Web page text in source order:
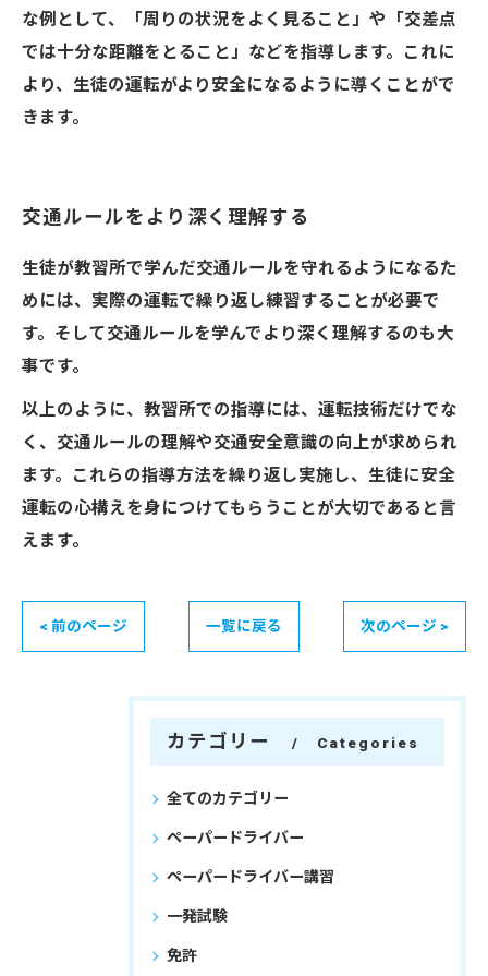
な例として、「周りの状況をよく見ること」や「交差点
では十分な距離をとること」などを指導します。これに
より、生徒の運転がより安全になるように導くことがで
きます。
交通ルールをより深く理解する
生徒が教習所で学んだ交通ルールを守れるようになるた
めには、実際の運転で繰り返し練習することが必要で
す。そして交通ルールを学んでより深く理解するのも大
事です。
以上のように、教習所での指導には、運転技術だけでな
く、交通ルールの理解や交通安全意識の向上が求められ
ます。これらの指導方法を繰り返し実施し、生徒に安全
運転の心構えを身につけてもらうことが大切であると言
えます。
< 前のページ 一覧に戻る 次のページ >
カテゴリー Categories
全てのカテゴリー
ペーパードライバー
ペーパードライバー講習
一発試験
免許